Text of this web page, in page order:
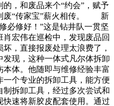
，和废品来个“约会”，赋予
废“传家宝”薪火相传。 新
修好！”这是钻井队一贯坚
宏伟在巡检中，发现废品回
，直接报废处理太浪费了，
现，这种一体式凡尔体拆卸
体。他随即与维修经验丰富
个专业的拆卸工具，能方便
拆卸工具，经过多次尝试和
速将新胶皮配套使用。通过